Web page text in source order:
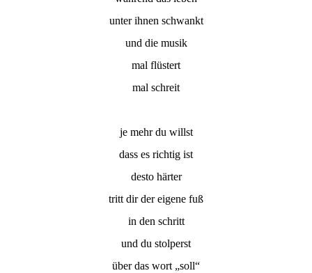
unter ihnen schwankt
und die musik
mal flüstert
mal schreit
je mehr du willst
dass es richtig ist
desto härter
tritt dir der eigene fuß
in den schritt
und du stolperst
über das wort „soll“